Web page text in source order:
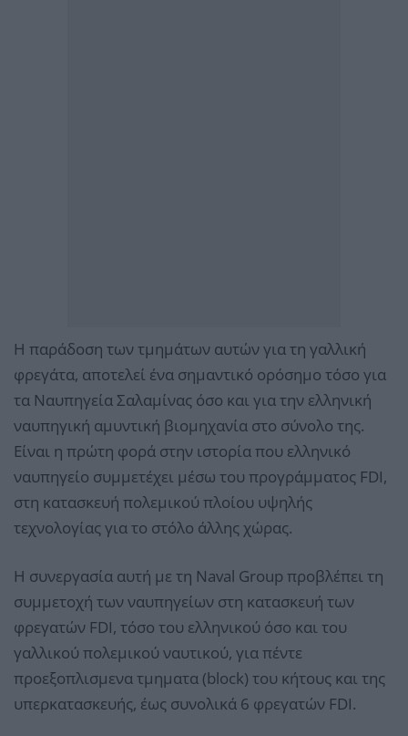
Η παράδοση των τμημάτων αυτών για τη γαλλική
φρεγάτα, αποτελεί ένα σημαντικό ορόσημο τόσο για
τα Ναυπηγεία Σαλαμίνας όσο και για την ελληνική
ναυπηγική αμυντική βιομηχανία στο σύνολο της.
Είναι η πρώτη φορά στην ιστορία που ελληνικό
ναυπηγείο συμμετέχει μέσω του προγράμματος FDI,
στη κατασκευή πολεμικού πλοίου υψηλής
τεχνολογίας για το στόλο άλλης χώρας.
Η συνεργασία αυτή με τη Naval Group προβλέπει τη
συμμετοχή των ναυπηγείων στη κατασκευή των
φρεγατών FDI, τόσο του ελληνικού όσο και του
γαλλικού πολεμικού ναυτικού, για πέντε
προεξοπλισμενα τμηματα (block) του κήτους και της
υπερκατασκευής, έως συνολικά 6 φρεγατών FDI.